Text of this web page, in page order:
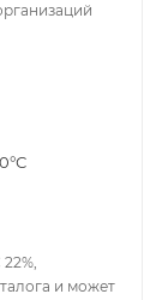
и может